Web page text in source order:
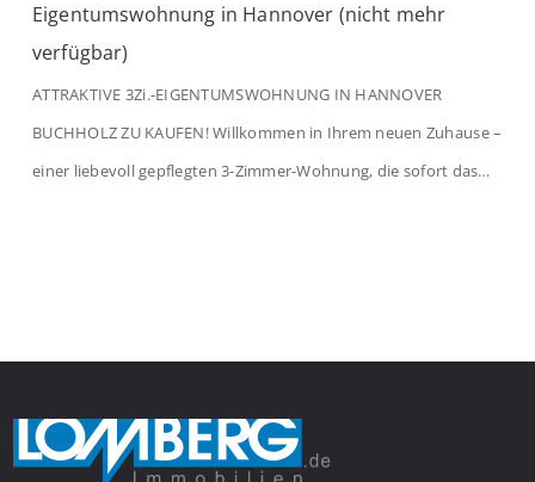
Eigentumswohnung in Hannover (nicht mehr
verfügbar)
ATTRAKTIVE 3Zi.-EIGENTUMSWOHNUNG IN HANNOVER
BUCHHOLZ ZU KAUFEN! Willkommen in Ihrem neuen Zuhause –
einer liebevoll gepflegten 3-Zimmer-Wohnung, die sofort das